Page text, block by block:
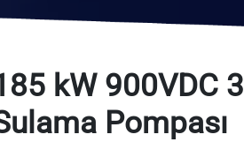
kW 900VDC 3
Pompası